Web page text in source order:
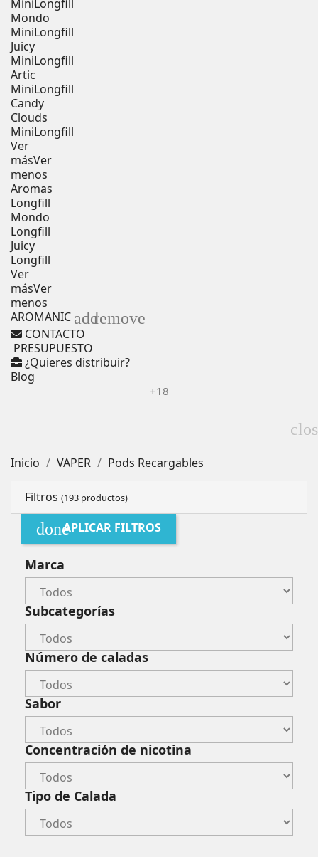
MiniLongfill
Mondo
MiniLongfill
Juicy
MiniLongfill
Artic
MiniLongfill
Candy
Clouds
MiniLongfill
Ver
másVer
menos
Aromas
Longfill
Mondo
Longfill
Juicy
Longfill
Ver
másVer
menos
AROMANIC addremove
CONTACTO
PRESUPUESTO
¿Quieres distribuir?
Blog
+18
Inicio VAPER Pods Recargables
Filtros (193 productos)
doneAPLICAR FILTROS
Marca
Subcategorías
Número de caladas
Sabor
Concentración de nicotina
Tipo de Calada